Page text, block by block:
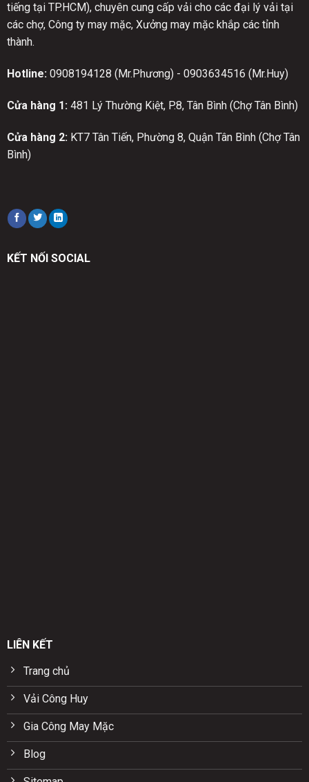
tiếng tại TP.HCM), chuyên cung cấp vải cho các đại lý vải tại
các chợ, Công ty may mặc, Xưởng may mặc khắp các tỉnh
thành.
Hotline:0908194128 (Mr.Phương) - 0903634516 (Mr.Huy)
Cửa hàng 1:481 Lý Thường Kiệt, P.8, Tân Bình (Chợ Tân Bình)
Cửa hàng 2: KT7 Tân Tiến, Phường 8, Quận Tân Bình (Chợ Tân
Bình)
LIÊN KẾT
Trang chủ
Vải Công Huy
Gia Công May Mặc
Blog
KẾT NỐI SOCIAL